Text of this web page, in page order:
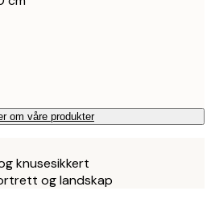
om våre produkter
knusesikkert
og landskap